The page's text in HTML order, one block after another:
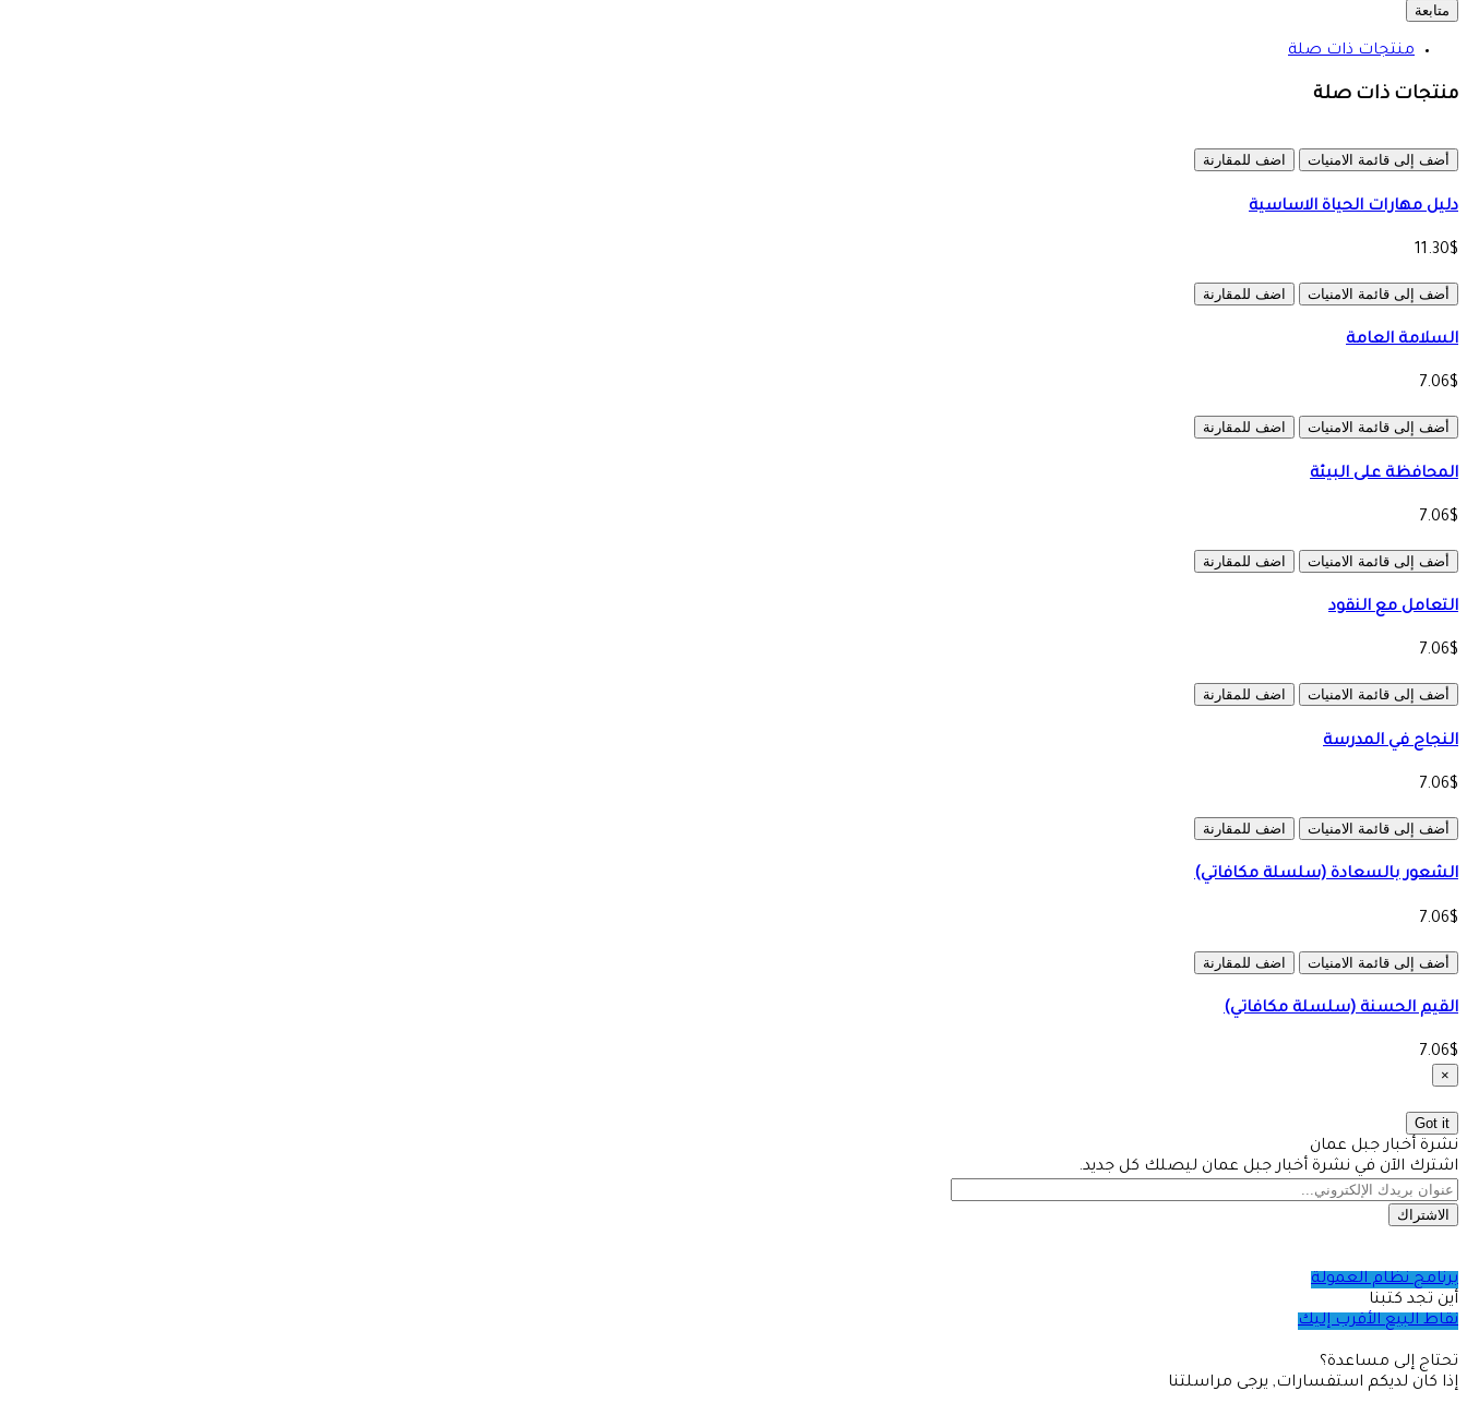
متابعة
منتجات ذات صلة
منتجات ذات صلة
أضف إلى قائمة الامنيات اضف للمقارنة
دليل مهارات الحياة الاساسية
11.30$
أضف إلى قائمة الامنيات اضف للمقارنة
السلامة العامة
7.06$
أضف إلى قائمة الامنيات اضف للمقارنة
المحافظة على البيئة
7.06$
أضف إلى قائمة الامنيات اضف للمقارنة
التعامل مع النقود
7.06$
أضف إلى قائمة الامنيات اضف للمقارنة
النجاح في المدرسة
7.06$
أضف إلى قائمة الامنيات اضف للمقارنة
الشعور بالسعادة (سلسلة مكافاتي)
7.06$
أضف إلى قائمة الامنيات اضف للمقارنة
القيم الحسنة (سلسلة مكافاتي)
7.06$
×
Got it
نشرة أخبار جبل عمان
اشترك الآن في نشرة أخبار جبل عمان ليصلك كل جديد.
الاشتراك
برنامج نظام العمولة
أين تجد كتبنا
نقاط البيع الأقرب إليك
تحتاج إلى مساعدة؟
إذا كان لديكم استفسارات, يرجى مراسلتنا